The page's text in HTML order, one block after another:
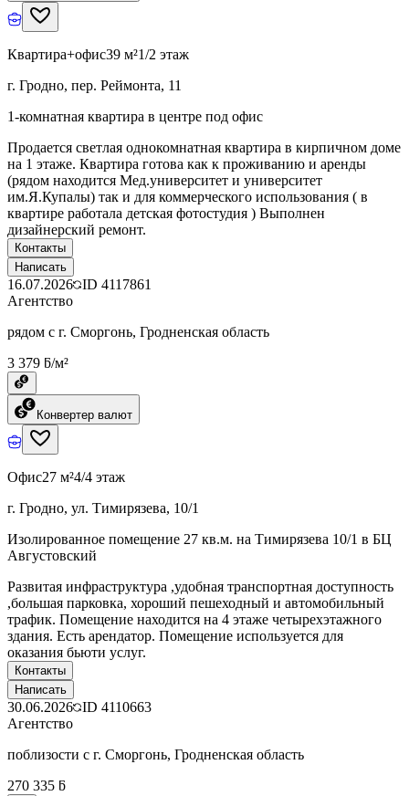
Квартира+офис39 м²1/2 этаж
г. Гродно, пер. Реймонта, 11
1-комнатная квартира в центре под офис
Продается светлая однокомнатная квартира в кирпичном доме
на 1 этаже. Квартира готова как к проживанию и аренды
(рядом находится Мед.университет и университет
им.Я.Купалы) так и для коммерческого использования ( в
квартире работала детская фотостудия ) Выполнен
дизайнерский ремонт.
Контакты
Написать
16.07.2026 ID 4117861
Агентство
рядом с г. Сморгонь, Гродненская область
3 379 ƃ/м²
Конвертер валют
Офис27 м²4/4 этаж
г. Гродно, ул. Тимирязева, 10/1
Изолированное помещение 27 кв.м. на Тимирязева 10/1 в БЦ
Августовский
Развитая инфраструктура ,удобная транспортная доступность
,большая парковка, хороший пешеходный и автомобильный
трафик. Помещение находится на 4 этаже четырехэтажного
здания. Есть арендатор. Помещение используется для
оказания бьюти услуг.
Контакты
Написать
30.06.2026 ID 4110663
Агентство
поблизости с г. Сморгонь, Гродненская область
270 335 ƃ